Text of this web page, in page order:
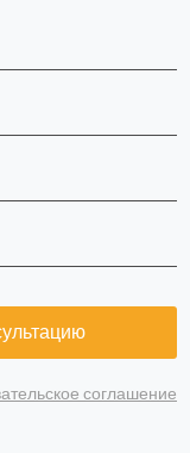
соглашение